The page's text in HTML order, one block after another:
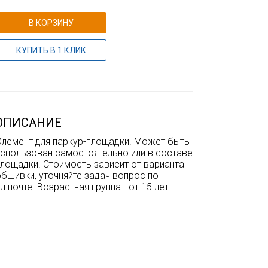
В КОРЗИНУ
КУПИТЬ В 1 КЛИК
для паркур-площадки. Может быть
самостоятельно или в составе
Стоимость зависит от варианта
уточняйте задач вопрос по
Возрастная группа - от 15 лет.